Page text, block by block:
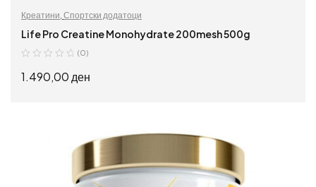
Креатини Спортски додатоци
Life Pro Creatine Monohydrate 200mesh 500g
(0)
1.490,00 ден